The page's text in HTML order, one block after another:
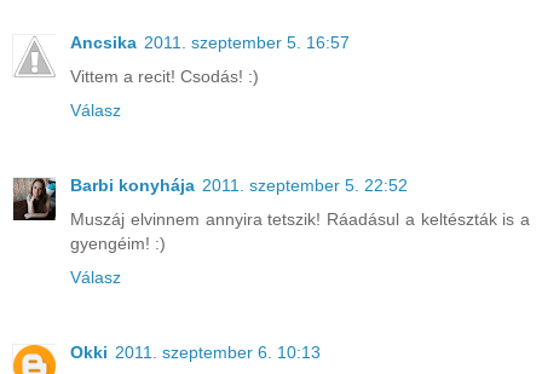
Ancsika 2011. szeptember 5. 16:57
Vittem a recit! Csodás! :)
Válasz
Barbi konyhája 2011. szeptember 5. 22:52
Muszáj elvinnem annyira tetszik! Ráadásul a keltészták is a
gyengéim! :)
Válasz
Okki 2011. szeptember 6. 10:13